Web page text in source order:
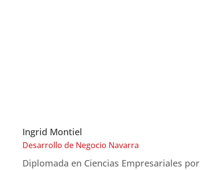
Ingrid Montiel
Desarrollo de Negocio Navarra
Diplomada en Ciencias Empresariales por